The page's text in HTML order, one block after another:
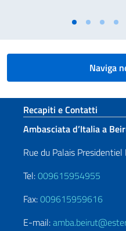
Naviga
Sezione
Recapiti e Contatti
Ambasciata d’Italia a
Rue du Palais
Tel:009615954955
Fax:009615959616
E-mail: